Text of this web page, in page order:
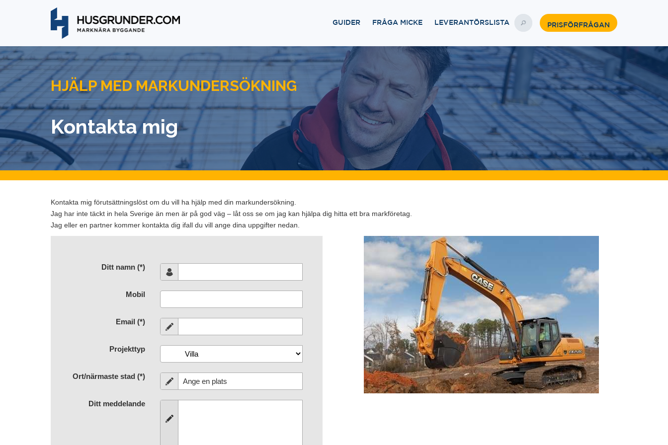
GUIDER FRÅGA MICKE LEVERANTÖRSLISTA PRISFÖRFRÅGAN
HJÄLP MED MARKUNDERSÖKNING
Kontakta mig
Kontakta mig förutsättningslöst om du vill ha hjälp med din markundersökning.
Jag har inte täckt in hela Sverige än men är på god väg – låt oss se om jag kan hjälpa dig hitta ett bra markföretag.
Jag eller en partner kommer kontakta dig ifall du vill ange dina uppgifter nedan.
Ditt namn (*)
Mobil
Email (*)
Projekttyp
Ort/närmaste stad (*)
Ditt meddelande